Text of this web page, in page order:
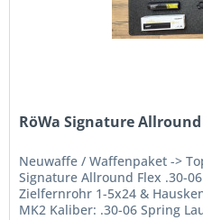
RöWa Signature
Neuwaffe / Waffenpaket ->
Signature Allround Flex .30-
Zielfernrohr 1-5x24 &
MK2 Kaliber: .30-06 Spring